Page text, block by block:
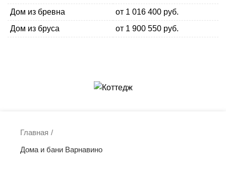
Дом из бревна
от 1 016 400 руб.
Дом из бруса
от 1 900 550 руб.
Главная
Дома и бани Варнавино